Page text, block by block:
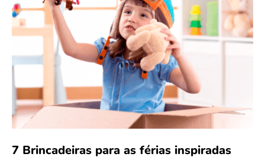
7 Brincadeiras para as férias inspiradas